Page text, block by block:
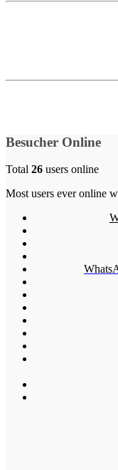
Besucher Online
Total 26 users online
Most users ever online